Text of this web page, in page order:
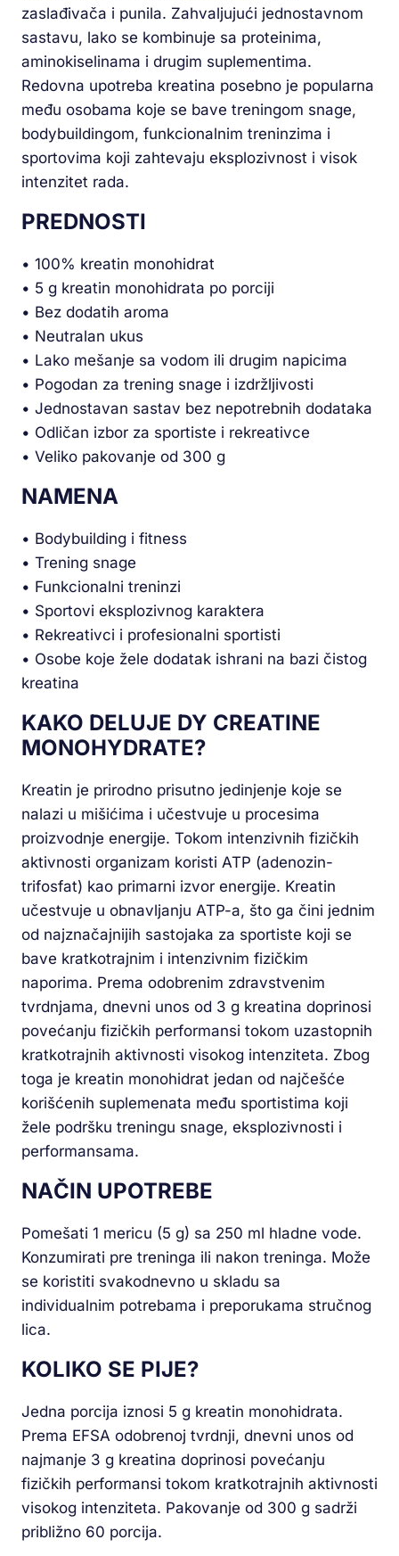
zaslađivača i punila. Zahvaljujući jednostavnom
sastavu, lako se kombinuje sa proteinima,
aminokiselinama i drugim suplementima.
Redovna upotreba kreatina posebno je popularna
među osobama koje se bave treningom snage,
bodybuildingom, funkcionalnim treninzima i
sportovima koji zahtevaju eksplozivnost i visok
intenzitet rada.
PREDNOSTI
• 100% kreatin monohidrat
• 5 g kreatin monohidrata po porciji
• Bez dodatih aroma
• Neutralan ukus
• Lako mešanje sa vodom ili drugim napicima
• Pogodan za trening snage i izdržljivosti
• Jednostavan sastav bez nepotrebnih dodataka
• Odličan izbor za sportiste i rekreativce
• Veliko pakovanje od 300 g
NAMENA
• Bodybuilding i fitness
• Trening snage
• Funkcionalni treninzi
• Sportovi eksplozivnog karaktera
• Rekreativci i profesionalni sportisti
• Osobe koje žele dodatak ishrani na bazi čistog
kreatina
KAKO DELUJE DY CREATINE
MONOHYDRATE?
Kreatin je prirodno prisutno jedinjenje koje se
nalazi u mišićima i učestvuje u procesima
proizvodnje energije. Tokom intenzivnih fizičkih
aktivnosti organizam koristi ATP (adenozin-
trifosfat) kao primarni izvor energije. Kreatin
učestvuje u obnavljanju ATP-a, što ga čini jednim
od najznačajnijih sastojaka za sportiste koji se
bave kratkotrajnim i intenzivnim fizičkim
naporima. Prema odobrenim zdravstvenim
tvrdnjama, dnevni unos od 3 g kreatina doprinosi
povećanju fizičkih performansi tokom uzastopnih
kratkotrajnih aktivnosti visokog intenziteta. Zbog
toga je kreatin monohidrat jedan od najčešće
korišćenih suplemenata među sportistima koji
žele podršku treningu snage, eksplozivnosti i
performansama.
NAČIN UPOTREBE
Pomešati 1 mericu (5 g) sa 250 ml hladne vode.
Konzumirati pre treninga ili nakon treninga. Može
se koristiti svakodnevno u skladu sa
individualnim potrebama i preporukama stručnog
lica.
KOLIKO SE PIJE?
Jedna porcija iznosi 5 g kreatin monohidrata.
Prema EFSA odobrenoj tvrdnji, dnevni unos od
najmanje 3 g kreatina doprinosi povećanju
fizičkih performansi tokom kratkotrajnih aktivnosti
visokog intenziteta. Pakovanje od 300 g sadrži
približno 60 porcija.